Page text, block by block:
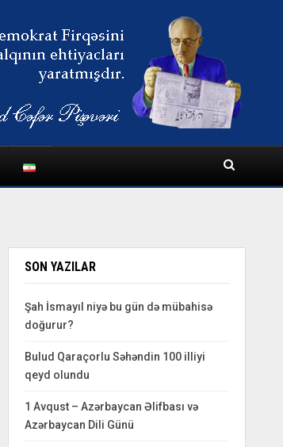
SON YAZILAR
Şah İsmayıl niyə bu gün də mübahisə
doğurur?
Bulud Qaraçorlu Səhəndin 100 illiyi
qeyd olundu
1 Avqust – Azərbaycan Əlifbası və
Azərbaycan Dili Günü